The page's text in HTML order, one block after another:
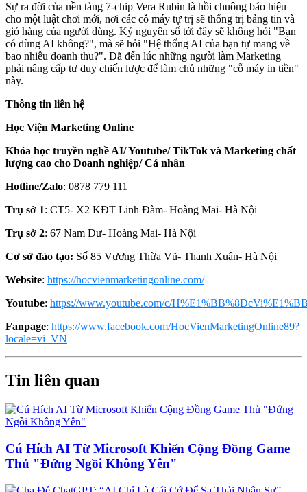
Sự ra đời của nền tảng 7-chip Vera Rubin là hồi chuông báo hiệu
cho một luật chơi mới, nơi các cỗ máy tự trị sẽ thống trị bảng tin và
giỏ hàng của người dùng. Kỷ nguyên số tới đây sẽ không hỏi "Bạn
có dùng AI không?", mà sẽ hỏi "Hệ thống AI của bạn tự mang về
bao nhiêu doanh thu?". Đã đến lúc những người làm Marketing
phải nâng cấp tư duy chiến lược để làm chủ những "cỗ máy in tiền"
này.
Thông tin liên hệ
Học Viện Marketing Online
Khóa học truyền nghề AI/ Youtube/ TikTok và Marketing chất
lượng cao cho Doanh nghiệp/ Cá nhân
Hotline/Zalo: 0878 779 111
Trụ sở 1: CT5- X2 KĐT Linh Đàm- Hoàng Mai- Hà Nội
Trụ sở 2: 67 Nam Dư- Hoàng Mai- Hà Nội
Cơ sở đào tạo: Số 85 Vương Thừa Vũ- Thanh Xuân- Hà Nội
Website: https://hocvienmarketingonline.com/
Youtube: https://www.youtube.com/c/
Fanpage: https://www.facebook.com/HocVienMarketingOnline89?
locale=vi_VN
Tin liên quan
Cú Hích AI Từ Microsoft Khiến Cộng Đồng Game
Thủ "Đứng Ngồi Không Yên"